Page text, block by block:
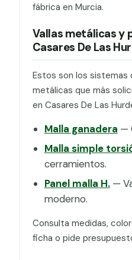
fábrica en Murcia.
Vallas metálicas y
Casares De Las
Estos son los sistemas
metálicas que más
en Casares De Las
Malla ganadera —
Malla simple
cerramientos.
Panel malla H.—
moderno.
Consulta medidas,
ficha o pide